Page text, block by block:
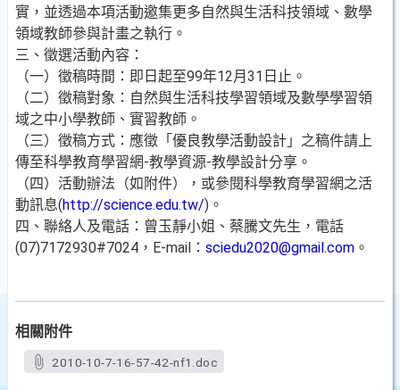
實，並透過本項活動邀集更多自然與生活科技領域、數學
領域教師參與計畫之執行。
三、徵選活動內容：
（一）徵稿時間：即日起至99年12月31日止。
（二）徵稿對象：自然與生活科技學習領域及數學學習領
域之中小學教師、實習教師。
（三）徵稿方式：應徵「優良教學活動設計」之稿件請上
傳至科學教育學習網-教學資源-教學設計分享。
（四）活動辦法（如附件），或參閱科學教育學習網之活
動訊息(http://science.edu.tw/)。
四、聯絡人及電話：曾玉靜小姐、蔡騰文先生，電話
(07)7172930#7024，E-mail： sciedu2020@gmail.com 。
相關附件
2010-10-7-16-57-42-nf1.doc